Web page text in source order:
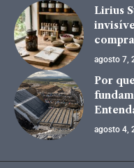
Lirius
agosto 7,
Por
agosto 4,